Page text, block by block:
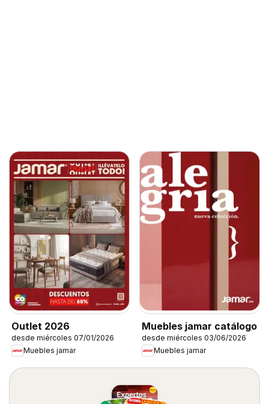
Outlet 2026
desde miércoles 07/01/2026
Muebles jamar
Muebles jamar catálogo
desde miércoles 03/06/2026
Muebles jamar